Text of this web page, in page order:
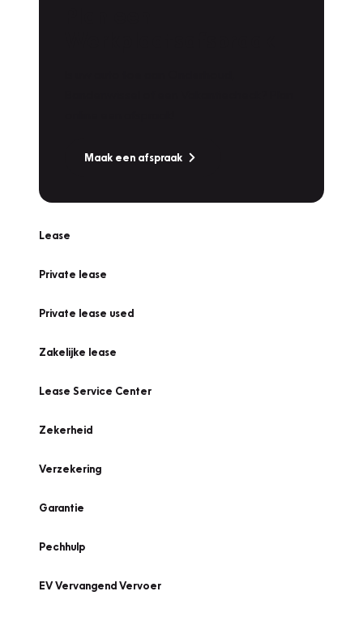
Maak een afspraak
Lease
Private lease
Private lease used
Zakelijke lease
Lease Service Center
Zekerheid
Verzekering
Garantie
Pechhulp
EV Vervangend Vervoer